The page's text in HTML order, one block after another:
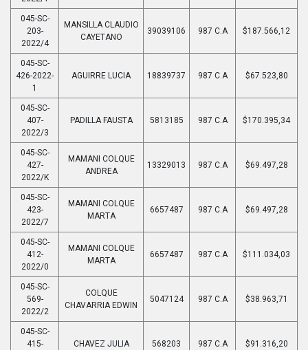
045-SC-
203-
2022/4
MANSILLA CLAUDIO
CAYETANO
39039106 987 C.A $187.566,12
045-SC-
426-2022-
1
AGUIRRE LUCIA 18839737 987 C.A $67.523,80
045-SC-
407-
2022/3
PADILLA FAUSTA 5813185 987 C.A $170.395,34
045-SC-
427-
2022/K
MAMANI COLQUE
ANDREA
13329013 987 C.A $69.497,28
045-SC-
423-
2022/7
MAMANI COLQUE
MARTA
6657487 987 C.A $69.497,28
045-SC-
412-
2022/0
MAMANI COLQUE
MARTA
6657487 987 C.A $111.034,03
045-SC-
569-
2022/2
COLQUE
CHAVARRIA EDWIN
5047124 987 C.A $38.963,71
045-SC-
415-
CHAVEZ JULIA 568203 987 C.A $91.316,20